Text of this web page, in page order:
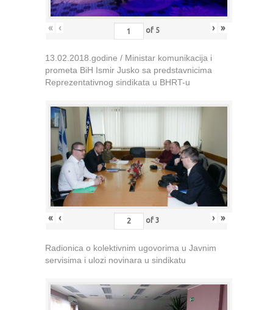
« ‹ of 5 › »
13.02.2018.godine / Ministar komunikacija i
prometa BiH Ismir Jusko sa predstavnicima
Reprezentativnog sindikata u BHRT-u
« ‹ of 3 › »
Radionica o kolektivnim ugovorima u Javnim
servisima i ulozi novinara u sindikatu